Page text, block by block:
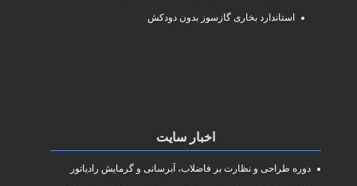
استاندارد بخاری گازسوز بدون دودکش
اخبار سایت
دوره طراحی و نظارت بر فاضلاب، آبرسانی و گرمایش رادیاتور